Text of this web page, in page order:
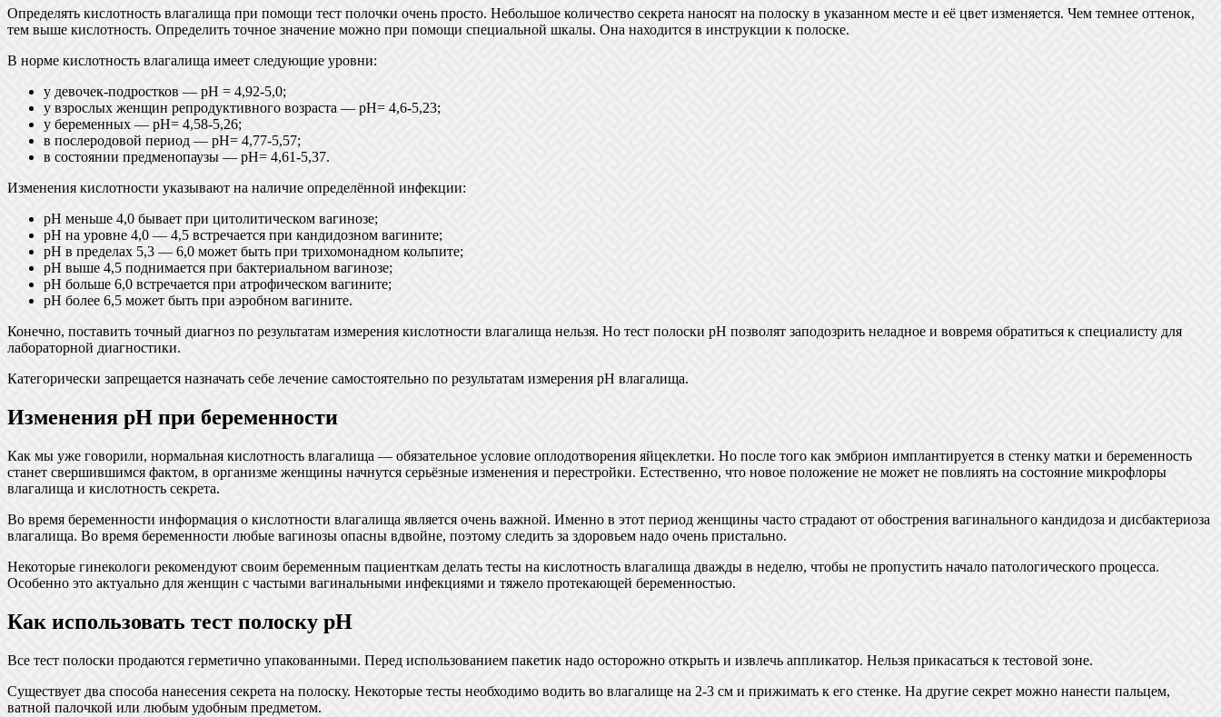
Определять кислотность влагалища при помощи тест полочки очень просто. Небольшое количество секрета наносят на полоску в указанном месте и её цвет изменяется. Чем темнее оттенок,
тем выше кислотность. Определить точное значение можно при помощи специальной шкалы. Она находится в инструкции к полоске.
В норме кислотность влагалища имеет следующие уровни:
у девочек-подростков — рН = 4,92-5,0;
у взрослых женщин репродуктивного возраста — рН= 4,6-5,23;
у беременных — рН= 4,58-5,26;
в послеродовой период — рН= 4,77-5,57;
в состоянии предменопаузы — рН= 4,61-5,37.
Изменения кислотности указывают на наличие определённой инфекции:
рН меньше 4,0 бывает при цитолитическом вагинозе;
рН на уровне 4,0 — 4,5 встречается при кандидозном вагините;
рН в пределах 5,3 — 6,0 может быть при трихомонадном кольпите;
рН выше 4,5 поднимается при бактериальном вагинозе;
рН больше 6,0 встречается при атрофическом вагините;
рН более 6,5 может быть при аэробном вагините.
Конечно, поставить точный диагноз по результатам измерения кислотности влагалища нельзя. Но тест полоски pH позволят заподозрить неладное и вовремя обратиться к специалисту для
лабораторной диагностики.
Категорически запрещается назначать себе лечение самостоятельно по результатам измерения pH влагалища.
Изменения pH при беременности
Как мы уже говорили, нормальная кислотность влагалища — обязательное условие оплодотворения яйцеклетки. Но после того как эмбрион имплантируется в стенку матки и беременность
станет свершившимся фактом, в организме женщины начнутся серьёзные изменения и перестройки. Естественно, что новое положение не может не повлиять на состояние микрофлоры
влагалища и кислотность секрета.
Во время беременности информация о кислотности влагалища является очень важной. Именно в этот период женщины часто страдают от обострения вагинального кандидоза и дисбактериоза
влагалища. Во время беременности любые вагинозы опасны вдвойне, поэтому следить за здоровьем надо очень пристально.
Некоторые гинекологи рекомендуют своим беременным пациенткам делать тесты на кислотность влагалища дважды в неделю, чтобы не пропустить начало патологического процесса.
Особенно это актуально для женщин с частыми вагинальными инфекциями и тяжело протекающей беременностью.
Как использовать тест полоску pH
Все тест полоски продаются герметично упакованными. Перед использованием пакетик надо осторожно открыть и извлечь аппликатор. Нельзя прикасаться к тестовой зоне.
Существует два способа нанесения секрета на полоску. Некоторые тесты необходимо водить во влагалище на 2-3 см и прижимать к его стенке. На другие секрет можно нанести пальцем,
ватной палочкой или любым удобным предметом.